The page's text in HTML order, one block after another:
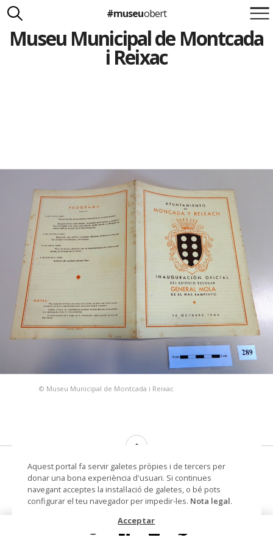
Suma't a la iniciativa
Carlota Royo
#museuobert
Museu Municipal de Montcada
i Reixac
© Museu Municipal de Montcada i Reixac
fulletó
Autoria Ajuntament de Montcada
(autoritat emissora,
autentificat)
Aquest portal fa servir galetes pròpies i de tercers per
donar una bona experiència d'usuari. Si continues
navegant acceptes la instal·lació de galetes, o bé pots
configurar el teu navegador per impedir-les. Nota legal.
Acceptar